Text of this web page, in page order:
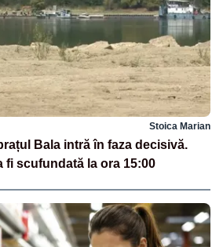
Stoica Marian
Bala intră în faza decisivă.
fi scufundată la ora 15:00